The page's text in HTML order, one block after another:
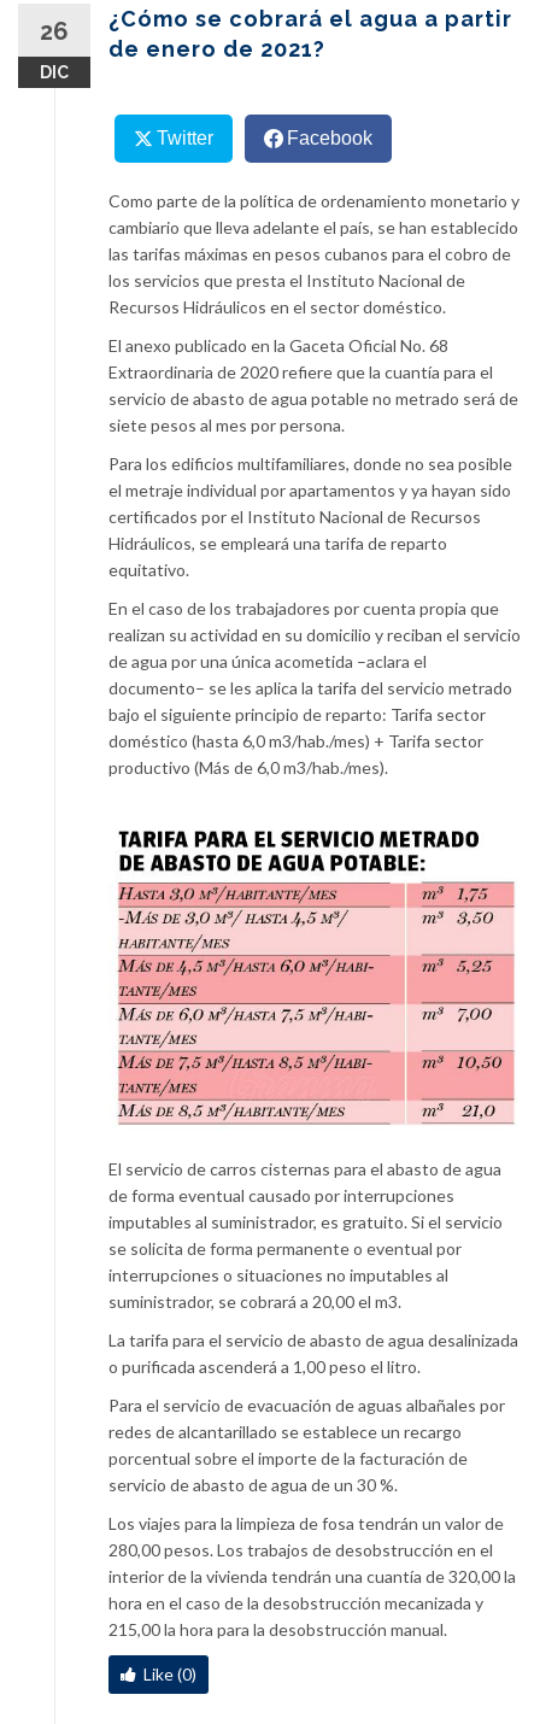
26
DIC
¿Cómo se cobrará el agua a partir
de enero de 2021?
Twitter Facebook
Como parte de la política de ordenamiento monetario y
cambiario que lleva adelante el país, se han establecido
las tarifas máximas en pesos cubanos para el cobro de
los servicios que presta el Instituto Nacional de
Recursos Hidráulicos en el sector doméstico.
El anexo publicado en la Gaceta Oficial No. 68
Extraordinaria de 2020 refiere que la cuantía para el
servicio de abasto de agua potable no metrado será de
siete pesos al mes por persona.
Para los edificios multifamiliares, donde no sea posible
el metraje individual por apartamentos y ya hayan sido
certificados por el Instituto Nacional de Recursos
Hidráulicos, se empleará una tarifa de reparto
equitativo.
En el caso de los trabajadores por cuenta propia que
realizan su actividad en su domicilio y reciban el servicio
de agua por una única acometida –aclara el
documento– se les aplica la tarifa del servicio metrado
bajo el siguiente principio de reparto: Tarifa sector
doméstico (hasta 6,0 m3/hab./mes) + Tarifa sector
productivo (Más de 6,0 m3/hab./mes).
El servicio de carros cisternas para el abasto de agua
de forma eventual causado por interrupciones
imputables al suministrador, es gratuito. Si el servicio
se solicita de forma permanente o eventual por
interrupciones o situaciones no imputables al
suministrador, se cobrará a 20,00 el m3.
La tarifa para el servicio de abasto de agua desalinizada
o purificada ascenderá a 1,00 peso el litro.
Para el servicio de evacuación de aguas albañales por
redes de alcantarillado se establece un recargo
porcentual sobre el importe de la facturación de
servicio de abasto de agua de un 30 %.
Los viajes para la limpieza de fosa tendrán un valor de
280,00 pesos. Los trabajos de desobstrucción en el
interior de la vivienda tendrán una cuantía de 320,00 la
hora en el caso de la desobstrucción mecanizada y
215,00 la hora para la desobstrucción manual.
Like (0)